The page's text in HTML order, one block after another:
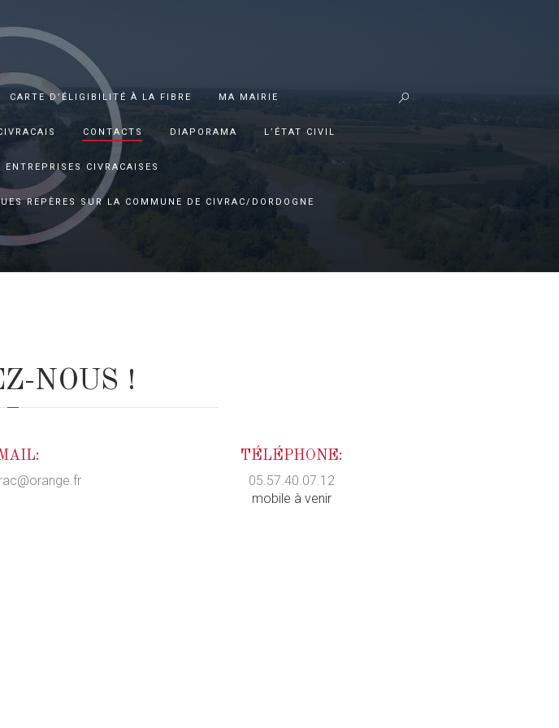
CARTE D’ÉLIGIBILITÉ À LA FIBRE MA MAIRIE
CONTACTS DIAPORAMA L’ÉTAT CIVIL
ENTREPRISES CIVRACAISES
REPÈRES SUR LA COMMUNE DE CIVRAC/DORDOGNE
NOUS !
TÉLÉPHONE:
05.57.40.07.12
mobile à venir